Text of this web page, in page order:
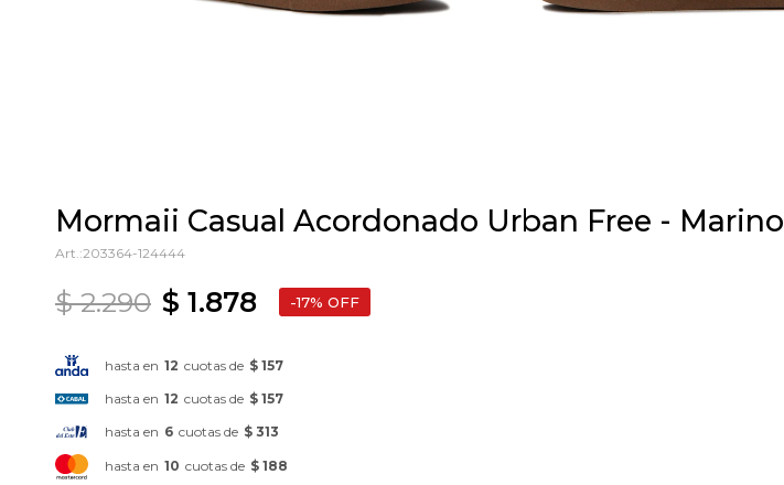
Mormaii Casual Acordonado Urban Free - Marino
203364-124444
$ 1.878
$ 2.290 17
hasta en 12 cuotas de $ 157
hasta en 12 cuotas de $ 157
hasta en 6 cuotas de $ 313
hasta en 10 cuotas de $ 188